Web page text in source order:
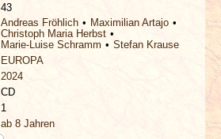
43
Andreas Fröhlich
Maximilian Artajo
Christoph Maria Herbst
Marie-Luise Schramm
Stefan Krause
EUROPA
2024
CD
1
ab 8 Jahren